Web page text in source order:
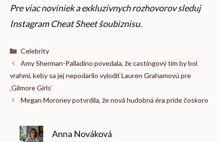
Pre viac noviniek a exkluzívnych rozhovorov sleduj
Instagram Cheat Sheet šoubiznisu.
Kategórie
Celebrity
Amy Sherman-Palladino povedala, že castingový tím by bol
vrahmi, keby sa jej nepodarilo vylodiť Lauren Grahamovú pre
‚Gilmore Girls‘
Megan Moroney potvrdila, že nová hudobná éra príde čoskoro
Anna Nováková